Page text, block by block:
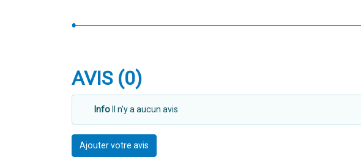
AVIS (0)
Info Il n'y a aucun avis
Ajouter votre avis